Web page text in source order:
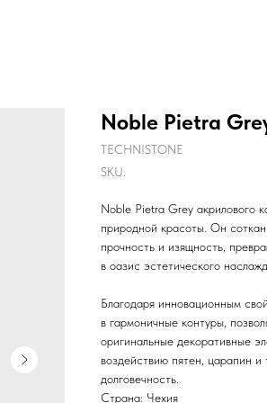
Noble Pietra
TECHNISTONE
SKU:
Noble Pietra Grey акрилового
природной красоты. Он
прочность и изящность,
в оазис эстетического
Благодаря инновационным
в гармоничные контуры,
оригинальные декоративные
воздействию пятен, царапин и
долговечность.
Страна: Чехия